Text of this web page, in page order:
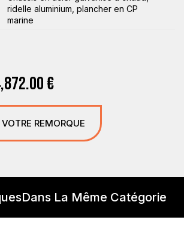
ridelle aluminium, plancher en CP
marine
€
REMORQUE
Dans La Même Catégorie